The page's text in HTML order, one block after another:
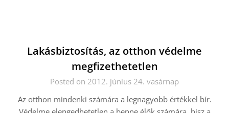
Lakásbiztosítás, az otthon védelme
megfizethetetlen
Posted on 2012. június 24. vasárnap
Az otthon mindenki számára a legnagyobb értékkel bír.